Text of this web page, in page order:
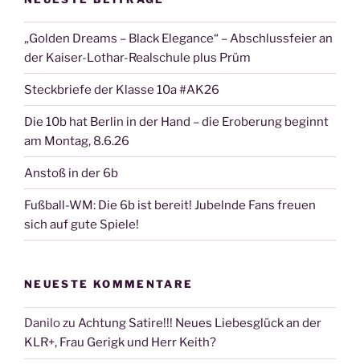
„Golden Dreams – Black Elegance“ – Abschlussfeier an
der Kaiser-Lothar-Realschule plus Prüm
Steckbriefe der Klasse 10a #AK26
Die 10b hat Berlin in der Hand – die Eroberung beginnt
am Montag, 8.6.26
Anstoß in der 6b
Fußball-WM: Die 6b ist bereit! Jubelnde Fans freuen
sich auf gute Spiele!
NEUESTE KOMMENTARE
Danilozu Achtung Satire!!! Neues Liebesglück an der
KLR+, Frau Gerigk und Herr Keith?